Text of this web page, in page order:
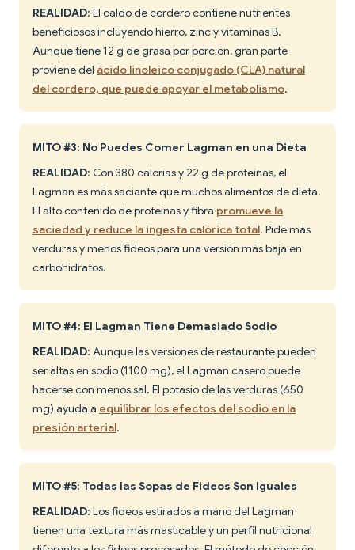
REALIDAD: El caldo de cordero contiene nutrientes
beneficiosos incluyendo hierro, zinc y vitaminas B.
Aunque tiene 12 g de grasa por porción, gran parte
proviene del ácido linoleico conjugado (CLA) natural
del cordero, que puede apoyar el metabolismo.
MITO #3: No Puedes Comer Lagman en una Dieta
REALIDAD: Con 380 calorías y 22 g de proteínas, el
Lagman es más saciante que muchos alimentos de dieta.
El alto contenido de proteínas y fibra promueve la
saciedad y reduce la ingesta calórica total. Pide más
verduras y menos fideos para una versión más baja en
carbohidratos.
MITO #4: El Lagman Tiene Demasiado Sodio
REALIDAD: Aunque las versiones de restaurante pueden
ser altas en sodio (1100 mg), el Lagman casero puede
hacerse con menos sal. El potasio de las verduras (650
mg) ayuda a equilibrar los efectos del sodio en la
presión arterial.
MITO #5: Todas las Sopas de Fideos Son Iguales
REALIDAD: Los fideos estirados a mano del Lagman
tienen una textura más masticable y un perfil nutricional